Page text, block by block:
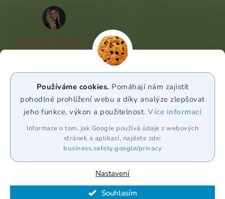
Používáme cookies. Pomáhají nám zajistit
pohodlné prohlížení webu a díky analýze zlepšovat
jeho funkce, výkon a použitelnost.Více informací
Informace o tom, jak Google používá údaje z webových
stránek a aplikací, najdete zde:
business.safety.google/privacy
Nastavení
Souhlasím
+420 227 072 207
(Po - Pá 9:00 - 17:00)
WhatsApp
Vytvořil Shoptet Premium